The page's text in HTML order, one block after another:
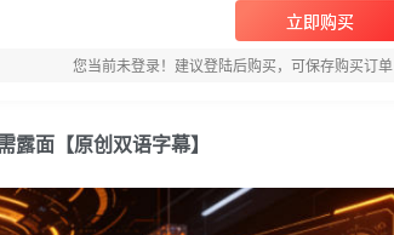
立即购买
您当前未登录！建议登陆后购买，可保存购买订单
面【原创双语字幕】